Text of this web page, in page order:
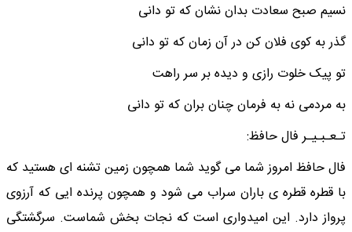
نسیم صبح سعادت بدان نشان که تو دانی
گذر به کوی فلان کن در آن زمان که تو دانی
تو پیک خلوت رازی و دیده بر سر راهت
به مردمی نه به فرمان چنان بران که تو دانی
تـعـبـیـر فال حافظ:
فال حافظ امروز شما می گوید شما همچون زمین تشنه ای هستید که
با قطره قطره ی باران سراب می شود و همچون پرنده ایی که آرزوی
پرواز دارد. این امیدواری است که نجات بخش شماست. سرگشتگی